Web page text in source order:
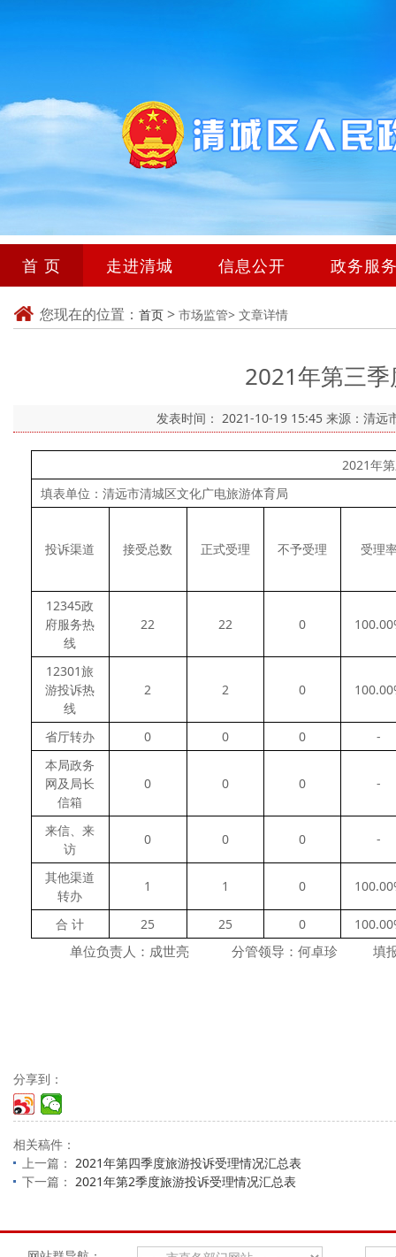
首 页 走进清城 信息公开 政务服
您现在的位置： 首页 > 市场监管> 文章详情
2021年第三
发表时间： 2021-10-19 15:45 来源：清
2021年
填表单位：清远市清城区文化广电旅游体育局
投诉渠道 接受总数 正式受理 不予受理 受理
12345政
府服务热
线
22 22 0
12301旅
游投诉热
线
2 2 0
省厅转办 0 0 0
-
本局政务
网及局长
信箱
0 0 0 -
来信、来
访
0 0 0 -
其他渠道
转办
1 1 0
合 计 25 25 0
单位负责人：成世亮 分管领导：何卓珍 填报
分享到：
相关稿件：
上一篇： 2021年第四季度旅游投诉受理情况汇总表
下一篇： 2021年第2季度旅游投诉受理情况汇总表